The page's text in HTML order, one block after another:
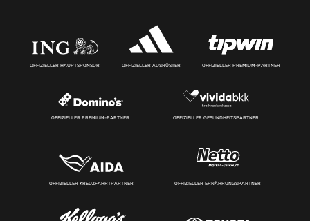
OFFIZIELLER HAUPTSPONSOR OFFIZIELLER AUSRÜSTER OFFIZIELLER PREMIUM-PARTNER
OFFIZIELLER PREMIUM-PARTNER OFFIZIELLER GESUNDHEITSPARTNER
OFFIZIELLER KREUZFAHRTPARTNER OFFIZIELLER ERNÄHRUNGSPARTNER